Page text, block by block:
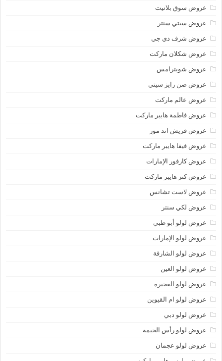
عروض سوق بلانيت
عروض سيتي سنتر
عروض شرف دي جي
عروض شكلان ماركت
عروض شويترامس
عروض صن رايز سيتي
عروض عالم ماركت
عروض فاطمة هايبر ماركت
عروض فريش اند مور
عروض فيفا هايبر ماركت
عروض كارفور الإمارات
عروض كنز هايبر ماركت
عروض لاست تشانس
عروض لكي سنتر
عروض لولو أبو ظبي
عروض لولو الإمارات
عروض لولو الشارقة
عروض لولو العين
عروض لولو الفجيرة
عروض لولو ام القيوين
عروض لولو دبي
عروض لولو رأس الخيمة
عروض لولو عجمان